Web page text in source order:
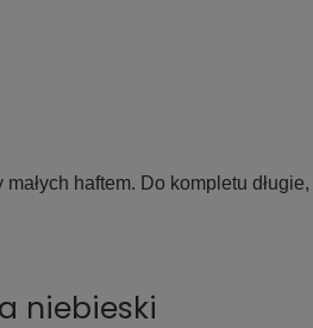
haftem. Do kompletu
niebieski